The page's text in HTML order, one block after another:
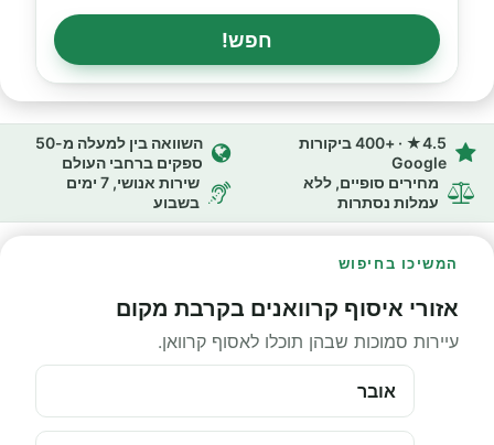
חפש!
4.5★ · +400 ביקורות
Google
השוואה בין למעלה מ-50
ספקים ברחבי העולם
מחירים סופיים, ללא
עמלות נסתרות
שירות אנושי, 7 ימים
בשבוע
המשיכו בחיפוש
אזורי איסוף קרוואנים בקרבת מקום
עיירות סמוכות שבהן תוכלו לאסוף קרוואן.
אובר